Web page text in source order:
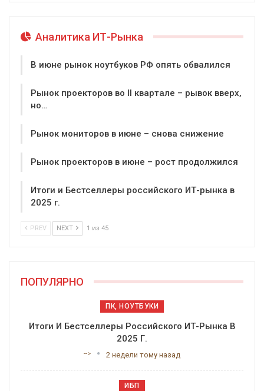
Аналитика ИТ-Рынка
В июне рынок ноутбуков РФ опять обвалился
Рынок проекторов во II квартале – рывок вверх,
но…
Рынок мониторов в июне – снова снижение
Рынок проекторов в июне – рост продолжился
Итоги и Бестселлеры российского ИТ-рынка в
2025 г.
PREV NEXT 1 из 45
ПОПУЛЯРНО
ПК, НОУТБУКИ
Итоги И Бестселлеры Российского ИТ-Рынка В
2025 Г.
--> 2 недели тому назад
ИБП